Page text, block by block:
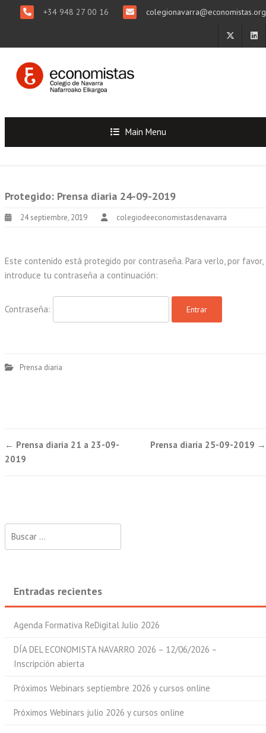
+34 948 27 00 16 colegionavarra@economistas.org
Main Menu
Protegido: Prensa diaria 24-09-2019
24 septiembre, 2019 colegiodeeconomistasdenavarra
Este contenido está protegido por contraseña. Para verlo, por favor,
introduce tu contraseña a continuación:
Contraseña:
Prensa diaria
Post
navigation
← Prensa diaria 21 a 23-09-
2019
Prensa diaria 25-09-2019 →
Entradas recientes
Agenda Formativa ReDigital Julio 2026
DÍA DEL ECONOMISTA NAVARRO 2026 – 12/06/2026 –
Inscripción abierta
Próximos Webinars septiembre 2026 y cursos online
Próximos Webinars julio 2026 y cursos online